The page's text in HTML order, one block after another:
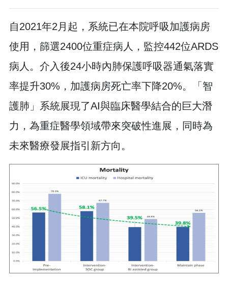
自2021年2月起，系統已在本院呼吸加護病房
使用，篩選2400位重症病人，監控442位ARDS
病人。介入後24小時內肺保護呼吸器通氣落實
率提升30%，加護病房死亡率下降20%。「智
護肺」系統展現了AI與臨床醫學結合的巨大潛
力，為重症醫學領域帶來突破性進展，同時為
未來醫療發展指引新方向。